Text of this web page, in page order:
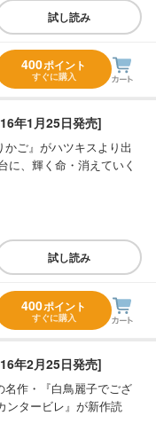
試し読み
400ポイント
すぐに購入
年1月25日発売]
ご』がハツキスより出
に、輝く命・消えていく
試し読み
400ポイント
すぐに購入
年2月25日発売]
作・『白鳥麗子でござ
ンタービレ』が新作読